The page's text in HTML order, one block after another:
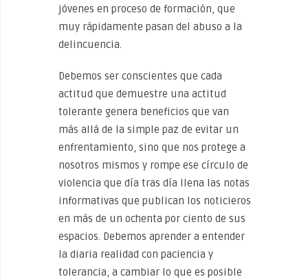
jóvenes en proceso de formación, que
muy rápidamente pasan del abuso a la
delincuencia.
Debemos ser conscientes que cada
actitud que demuestre una actitud
tolerante genera beneficios que van
más allá de la simple paz de evitar un
enfrentamiento, sino que nos protege a
nosotros mismos y rompe ese círculo de
violencia que día tras día llena las notas
informativas que publican los noticieros
en más de un ochenta por ciento de sus
espacios. Debemos aprender a entender
la diaria realidad con paciencia y
tolerancia, a cambiar lo que es posible